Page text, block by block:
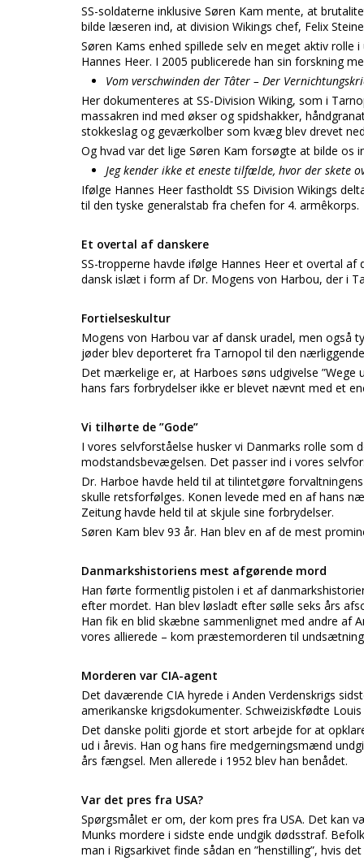
SS-soldaterne inklusive Søren Kam mente, at
bilde læseren ind, at division Wikings chef, Felix
Søren Kams enhed spillede selv en meget aktiv
Hannes Heer. I 2005 publicerede han sin forskning
Vom verschwinden der Tâter – Der
Her dokumenteres at SS-Division Wiking, som i
massakren ind med økser og spidshakker,
stokkeslag og geværkolber som kvæg blev drevet
Og hvad var det lige Søren Kam forsøgte at bilde os
Jeg kender ikke et eneste tilfælde, hvor der skete
Ifølge Hannes Heer fastholdt SS Division Wikings
til den tyske generalstab fra chefen for 4. armêkorps.
Et overtal af danskere
SS-tropperne havde ifølge Hannes Heer et overtal
dansk islæt i form af Dr. Mogens von Harbou, der i
Fortielseskultur
Mogens von Harbou var af dansk uradel, men også
jøder blev deporteret fra Tarnopol til den
Det mærkelige er, at Harboes søns udgivelse
hans fars forbrydelser ikke er blevet nævnt med et
Vi tilhørte de ”Gode”
I vores selvforståelse husker vi Danmarks rolle som
modstandsbevægelsen. Det passer ind i vores
Dr. Harboe havde held til at tilintetgøre
skulle retsforfølges. Konen levede med en af hans
Zeitung havde held til at skjule sine forbrydelser.
Søren Kam blev 93 år. Han blev en af de mest
Danmarkshistoriens mest afgørende mord
Han førte formentlig pistolen i et af
efter mordet. Han blev løsladt efter sølle seks års
Han fik en blid skæbne sammenlignet med andre af
vores allierede – kom præstemorderen til
Morderen var CIA-agent
Det daværende CIA hyrede i Anden Verdenskrigs
amerikanske krigsdokumenter. Schweiziskfødte
Det danske politi gjorde et stort arbejde for at
ud i årevis. Han og hans fire medgerningsmænd
års fængsel. Men allerede i 1952 blev han benådet.
Var det pres fra USA?
Spørgsmålet er om, der kom pres fra USA. Det kan
Munks mordere i sidste ende undgik dødsstraf.
man i Rigsarkivet finde sådan en ”henstilling”, hvis